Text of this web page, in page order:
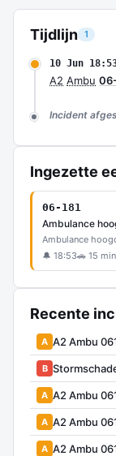
Tijdlijn 1
10 Jun
A2 Ambu
Incident
Ingezette
06-181
Ambulance
Ambulance
🔔 18:53🚗 15
Recente
A A2 Ambu
B
A A2 Ambu
A A2 Ambu
A A2 Ambu